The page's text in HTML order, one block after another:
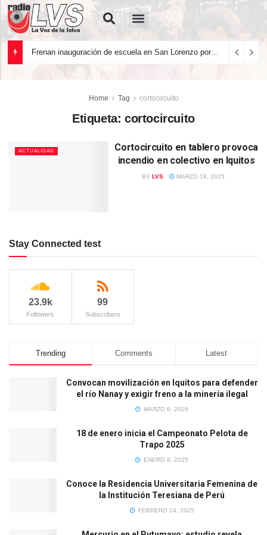
Home Tag cortocircuito
Etiqueta:cortocircuito
ACTUALIDAD
Cortocircuito en tablero provoca
incendio en colectivo en Iquitos
BY LVS MARZO 19, 2025
Stay Connected test
23.9k
Followers
99
Subscribers
Trending Comments Latest
Convocan movilización en Iquitos para defender
el río Nanay y exigir freno a la minería ilegal
MARZO 6, 2026
18 de enero inicia el Campeonato Pelota de
Trapo 2025
ENERO 8, 2025
Conoce la Residencia Universitaria Femenina de
la Institución Teresiana de Perú
FEBRERO 24, 2025